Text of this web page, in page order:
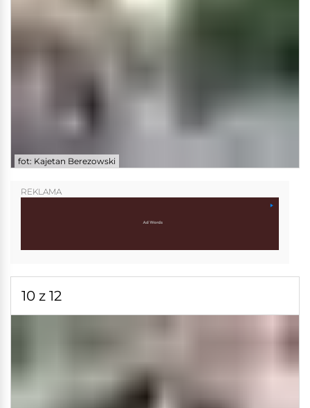
fot: Kajetan Berezowski
REKLAMA
10 z 12